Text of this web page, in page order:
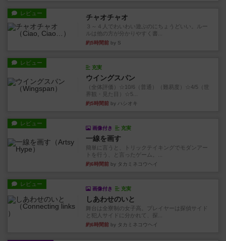
レビュー チャオチャオ
３～４人でわいわい遊ぶのにちょうどいい。ルー
ルは他の方が分かりやすく書...
約5時間前 by S
レビュー
充実
ウイングスパン
（全体評価）☆10/6（普通）（難易度）☆4/5（世
界観・見た目）☆5...
約5時間前 by ハシオキ
レビュー
画像付き 充実
一線を画す
簡単に言うと、トリックテイキングでモダンアー
トを行う、と言ったゲーム。...
約6時間前 by タカミネコウヘイ
レビュー
画像付き 充実
しあわせのいと
舞台は全寮制の女子高。プレイヤーは探偵サイド
と犯人サイドに分かれて、探...
約6時間前 by タカミネコウヘイ